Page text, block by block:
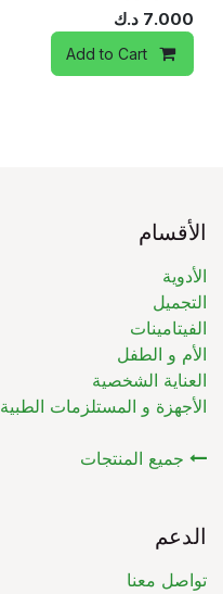
7.000 د.ك
Add to Cart
الأقسام
الأدوية
التجميل
الفيتامينات
الأم و الطفل
العناية الشخصية
الأجهزة و المستلزمات الطبية
جميع المنتجات
الدعم
تواصل معنا